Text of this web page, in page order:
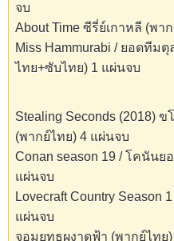
จบ
About Time ซีรี่ย์เกาหลี (พา
Miss Hammurabi / ยอดทีม
ไทย+ซับไทย) 1 แผ่นจบ
Stealing Seconds (2018)
(พากย์ไทย) 4 แผ่นจบ
Conan season 19 / โคนันย
แผ่นจบ
Lovecraft Country Season
แผ่นจบ
จอมยุทธผงาดฟ้า (พากย์ไทย